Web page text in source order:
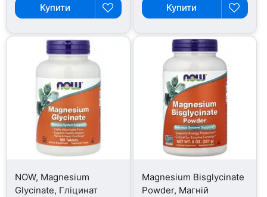
Купити Купити
NOW, Magnesium
Glycinate, Гліцинат
Magnesium Bisglycinate
Powder, Магній